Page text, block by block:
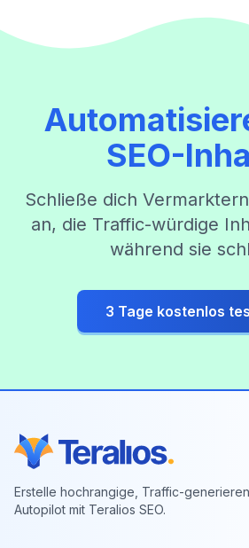
SEO-
Schließe dich
an, die Traffic-würdige
während sie
3 Tage kostenlos
Erstelle hochrangige, Traffic-
Autopilot mit Teralios SEO.